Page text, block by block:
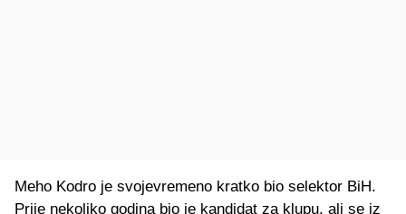
Meho Kodro je svojevremeno kratko bio selektor BiH.
Prije nekoliko godina bio je kandidat za klupu, ali se iz